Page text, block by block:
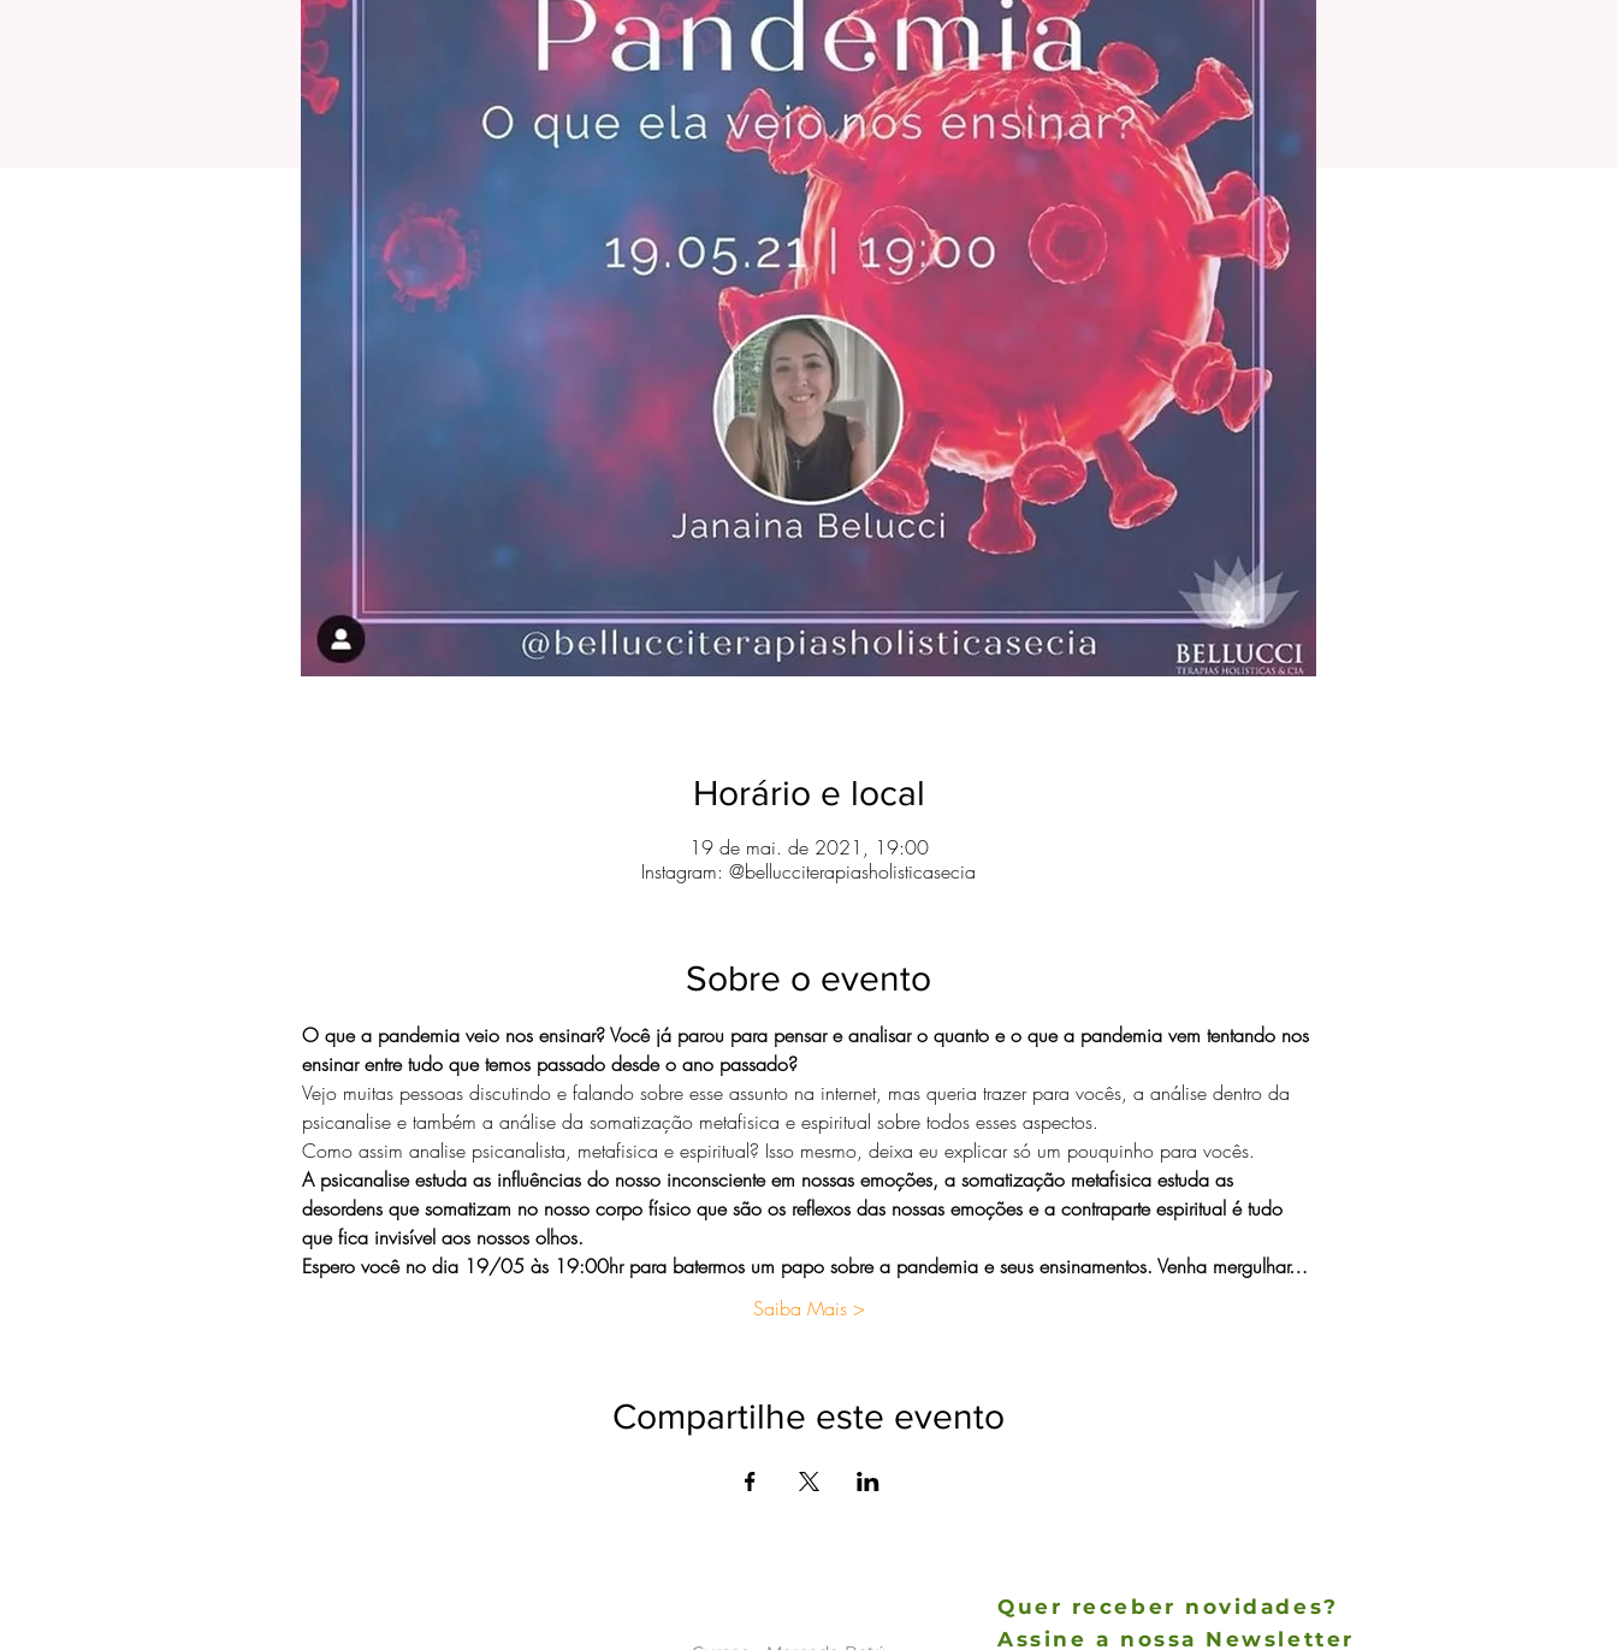
Horário e local
19 de mai. de 2021, 19:00
Instagram: @bellucciterapiasholisticasecia
Sobre o evento
O que a pandemia veio nos ensinar? Você já parou para pensar e analisar o quanto e o que a pandemia vem tentando nos
ensinar entre tudo que temos passado desde o ano passado?
Vejo muitas pessoas discutindo e falando sobre esse assunto na internet, mas queria trazer para vocês, a análise dentro da
psicanalise e também a análise da somatização metafisica e espiritual sobre todos esses aspectos.
Como assim analise psicanalista, metafisica e espiritual? Isso mesmo, deixa eu explicar só um pouquinho para vocês.
A psicanalise estuda as influências do nosso inconsciente em nossas emoções, a somatização metafisica estuda as
desordens que somatizam no nosso corpo físico que são os reflexos das nossas emoções e a contraparte espiritual é tudo
que fica invisível aos nossos olhos.
Espero você no dia 19/05 às 19:00hr para batermos um papo sobre a pandemia e seus ensinamentos. Venha mergulhar…
Saiba Mais >
Compartilhe este evento
Quer receber novidades?
Assine a nossa Newsletter